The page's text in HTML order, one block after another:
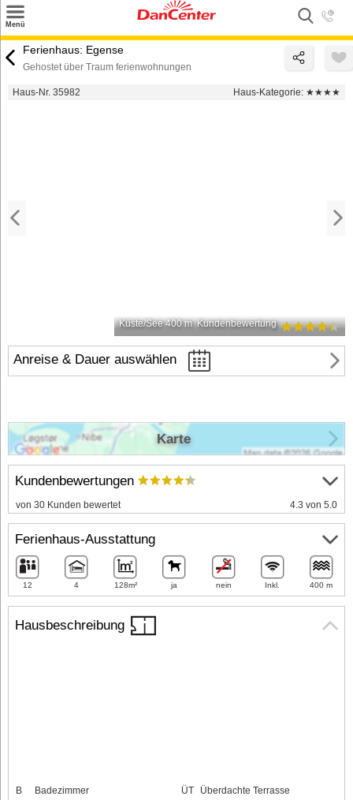
Menü
Suchen
Ferienhaus: Egense
Gehostet über Traum ferienwohnungen
Haus-Nr. 35982 Haus-Kategorie: ★★★★
Küste/See 400 m Kundenbewertung
Anreise & Dauer auswählen
Hausbeschreibung
B
Badezimmer
ÜT
Überdachte Terrasse
Kundenbewertungen
von 30 Kunden bewertet 4.3 von 5.0
Ferienhaus-Ausstattung
12 4 128m² ja nein Inkl. 400 m
Karte